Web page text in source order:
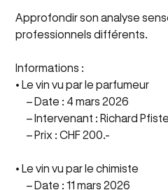
Approfondir son analyse
professionnels différents.
Informations :
• Le vin vu par le parfumeur
– Date : 4 mars 2026
– Intervenant : Richard
– Prix : CHF 200.-
• Le vin vu par le chimiste
– Date : 11 mars 2026